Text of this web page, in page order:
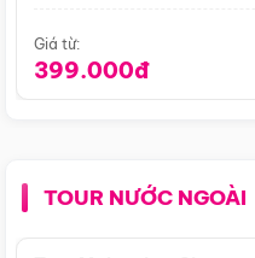
Giá từ:
399.000đ
TOUR NƯỚC NGOÀI